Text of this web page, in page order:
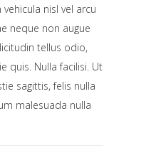
nisl vel arcu
neque non augue
tellus odio,
quis. Nulla facilisi. Ut
sagittis, felis nulla
malesuada nulla